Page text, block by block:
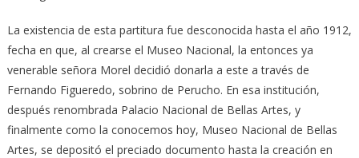
La existencia de esta partitura fue desconocida hasta el año 1912,
fecha en que, al crearse el Museo Nacional, la entonces ya
venerable señora Morel decidió donarla a este a través de
Fernando Figueredo, sobrino de Perucho. En esa institución,
después renombrada Palacio Nacional de Bellas Artes, y
finalmente como la conocemos hoy, Museo Nacional de Bellas
Artes, se depositó el preciado documento hasta la creación en